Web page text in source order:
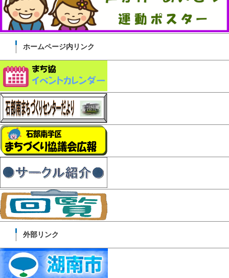
ホームページ内リンク
外部リンク